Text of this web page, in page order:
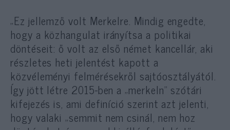
„Ez jellemző volt Merkelre. Mindig engedte,
hogy a közhangulat irányítsa a politikai
döntéseit: ő volt az első német kancellár, aki
részletes heti jelentést kapott a
közvéleményi felmérésekről sajtóosztályától.
Így jött létre 2015-ben a „merkeln” szótári
kifejezés is, ami definíció szerint azt jelenti,
hogy valaki „semmit nem csinál, nem hoz